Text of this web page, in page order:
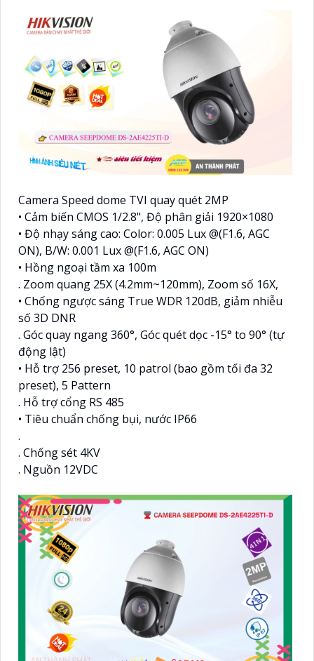
Camera Speed dome TVI quay quét 2MP
• Cảm biến CMOS 1/2.8", Độ phân giải 1920×1080
• Độ nhạy sáng cao: Color: 0.005 Lux @(F1.6, AGC
ON), B/W: 0.001 Lux @(F1.6, AGC ON)
• Hồng ngoại tầm xa 100m
. Zoom quang 25X (4.2mm~120mm), Zoom số 16X,
• Chống ngược sáng True WDR 120dB, giảm nhiễu
số 3D DNR
. Góc quay ngang 360°, Góc quét dọc -15° to 90° (tự
động lật)
• Hỗ trợ 256 preset, 10 patrol (bao gồm tối đa 32
preset), 5 Pattern
. Hỗ trợ cổng RS 485
• Tiêu chuẩn chống bụi, nước IP66
.
. Chống sét 4KV
. Nguồn 12VDC